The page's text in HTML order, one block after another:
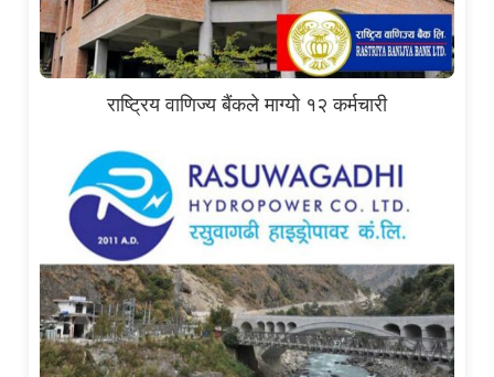
राष्ट्रिय वाणिज्य बैंकले माग्यो १२ कर्मचारी